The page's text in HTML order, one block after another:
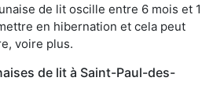
de lit oscille entre 6 mois et 1
en hibernation et cela peut
voire plus.
de lit à Saint-Paul-des-